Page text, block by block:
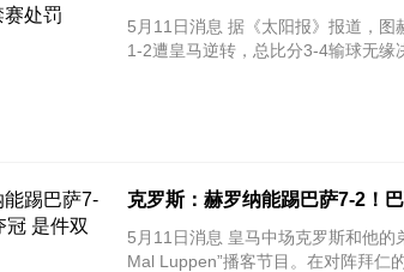
5月11日消息 据《太阳报》报道，
1-2遭皇马逆转，总比分3-4输球无缘
克罗斯：赫罗纳能踢巴萨7-2！
5月11日消息 皇马中场克罗斯和他
Mal Luppen”播客节目。在对阵拜仁